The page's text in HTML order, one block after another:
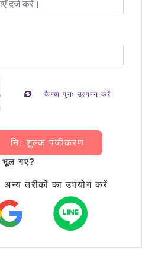
कैप्चा पुनः उत्पन्न करें
नि: शुल्क पंजीकरण
भूल गए?
तरीकों का उपयोग करें